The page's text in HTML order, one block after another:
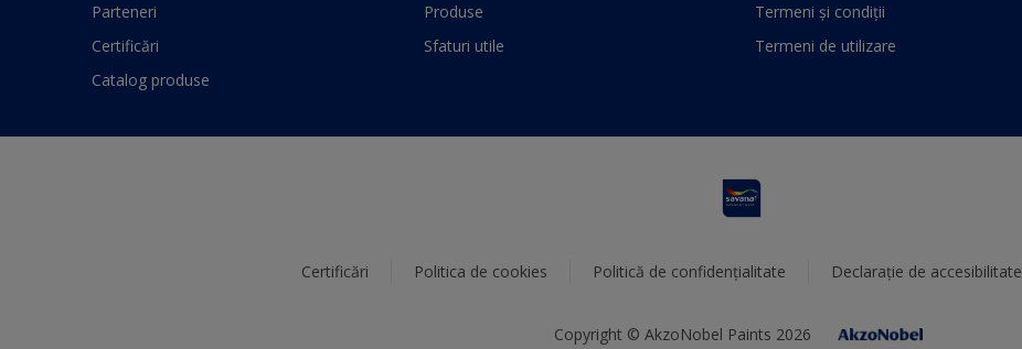
Parteneri
Certificări
Catalog produse
Produse
Sfaturi utile
Termeni și condiții
Termeni de utilizare
Certificări Politica de cookies Politică de confidențialitate Declarație de accesibilitate
Copyright © AkzoNobel Paints 2026